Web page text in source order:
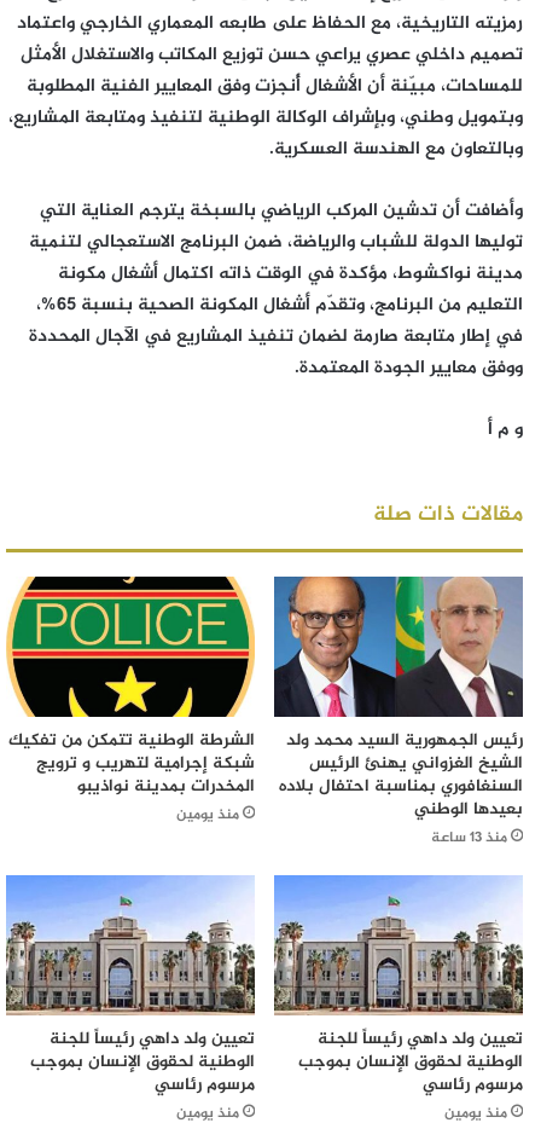
رمزيته التاريخية، مع الحفاظ على طابعه المعماري الخارجي واعتماد
تصميم داخلي عصري يراعي حسن توزيع المكاتب والاستغلال الأمثل
للمساحات، مبيّنة أن الأشغال أُنجزت وفق المعايير الفنية المطلوبة
وبتمويل وطني، وبإشراف الوكالة الوطنية لتنفيذ ومتابعة المشاريع،
وبالتعاون مع الهندسة العسكرية.
وأضافت أن تدشين المركب الرياضي بالسبخة يترجم العناية التي
توليها الدولة للشباب والرياضة، ضمن البرنامج الاستعجالي لتنمية
مدينة نواكشوط، مؤكدة في الوقت ذاته اكتمال أشغال مكونة
التعليم من البرنامج، وتقدّم أشغال المكونة الصحية بنسبة 65%،
في إطار متابعة صارمة لضمان تنفيذ المشاريع في الآجال المحددة
ووفق معايير الجودة المعتمدة.
و م أ
مقالات ذات صلة
رئيس الجمهورية السيد محمد ولد
الشيخ الغزواني يهنئ الرئيس
السنغافوري بمناسبة احتفال بلاده
بعيدها الوطني
منذ 13 ساعة
الشرطة الوطنية تتمكن من تفكيك
شبكة إجرامية لتهريب و ترويج
المخدرات بمدينة نواذيبو
منذ يومين
تعيين ولد داهي رئيساً للجنة
الوطنية لحقوق الإنسان بموجب
مرسوم رئاسي
منذ يومين
تعيين ولد داهي رئيساً للجنة
الوطنية لحقوق الإنسان بموجب
مرسوم رئاسي
منذ يومين